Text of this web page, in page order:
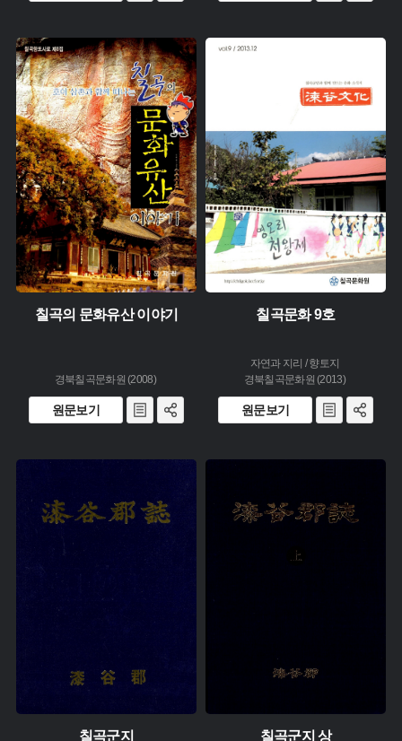
유형 :
생산 :
소장 :
칠곡의 문화유산 이야기
경북칠곡문화원 (2008)
원문보기
소장 :
칠곡문화 9호
자연과 지리 / 향토지
경북칠곡문화원 (2013)
원문보기
유형 :
칠곡군지
유형 :
칠곡군지 상